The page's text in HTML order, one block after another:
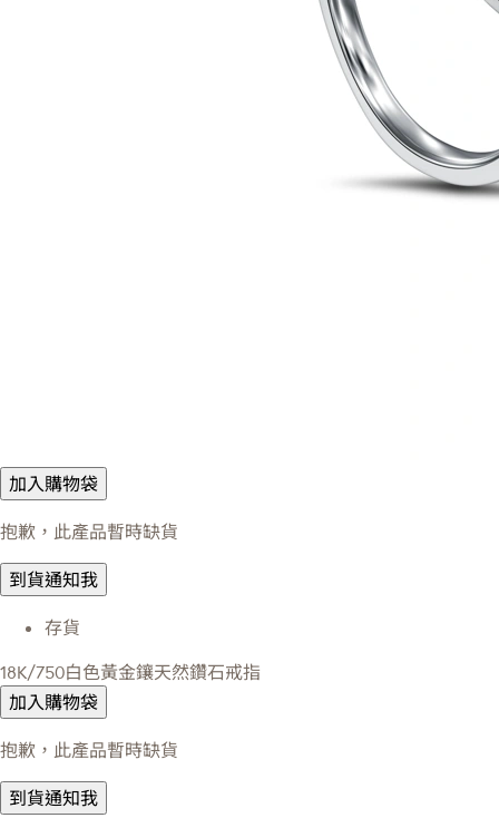
加入購物袋
抱歉，此產品暫時缺貨
到貨通知我
存貨
18K/750白色黃金鑲天然鑽石戒指
加入購物袋
抱歉，此產品暫時缺貨
到貨通知我